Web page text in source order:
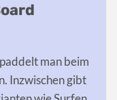
man beim
Inzwischen gibt